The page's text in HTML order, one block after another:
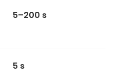
5–200 s
5 s